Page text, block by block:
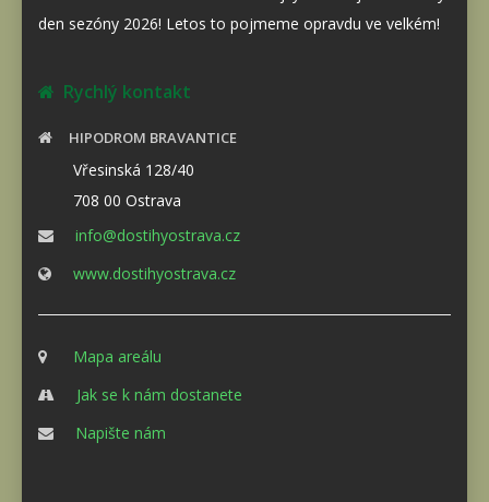
den sezóny 2026! Letos to pojmeme opravdu ve velkém!
Rychlý kontakt
HIPODROM BRAVANTICE
Vřesinská 128/40
708 00 Ostrava
info@dostihyostrava.cz
www.dostihyostrava.cz
Mapa areálu
Jak se k nám dostanete
Napište nám